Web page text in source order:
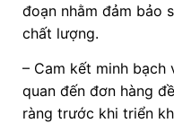
đoạn nhằm đảm bảo
chất lượng.
– Cam kết minh bạch
quan đến đơn hàng
ràng trước khi triển